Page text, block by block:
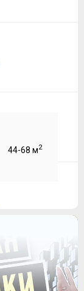
44-68 м2